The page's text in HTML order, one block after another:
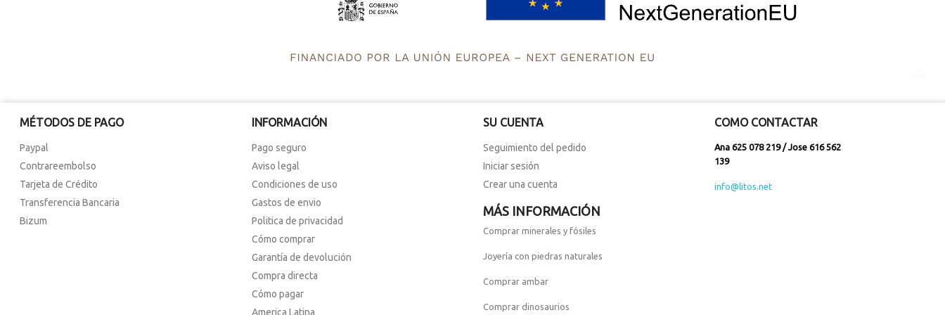
MÉTODOS DE PAGO
Paypal
Contrareembolso
Tarjeta de Crédito
Transferencia Bancaria
Bizum
INFORMACIÓN
Pago seguro
Aviso legal
Condiciones de uso
Gastos de envio
Politica de privacidad
Cómo comprar
Garantía de devolución
Compra directa
Cómo pagar
America Latina
SU CUENTA
Seguimiento del pedido
Iniciar sesión
Crear una cuenta
COMO CONTACTAR
Ana 625 078 219 / Jose 616 562
139
info@litos.net
MÁS INFORMACIÓN
Comprar minerales y fósiles
Joyería con piedras naturales
Comprar ambar
Comprar dinosaurios